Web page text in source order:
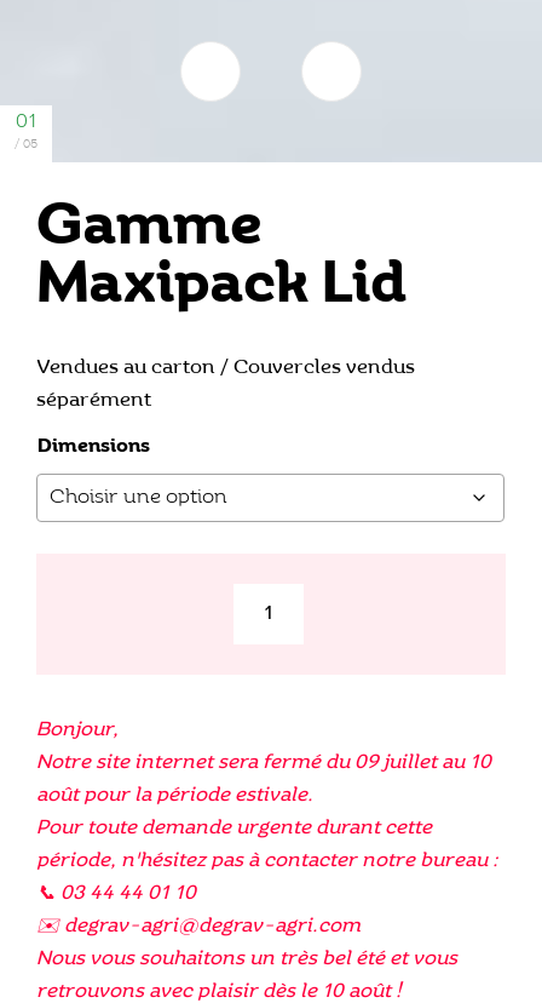
Gamme
Maxipack Lid
Vendues au carton / Couvercles vendus
séparément
Dimensions
Lid
Bonjour,
Notre site internet sera fermé du 09 juillet au 10
août pour la période estivale.
Pour toute demande urgente durant cette
période, n'hésitez pas à contacter notre bureau :
📞 03 44 44 01 10
✉️ degrav-agri@degrav-agri.com
Nous vous souhaitons un très bel été et vous
retrouvons avec plaisir dès le 10 août !